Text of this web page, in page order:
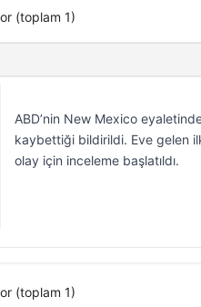
(toplam 1)
ABD’nin New Mexico
kaybettiği bildirildi. Eve gelen
olay için inceleme başlatıldı.
(toplam 1)